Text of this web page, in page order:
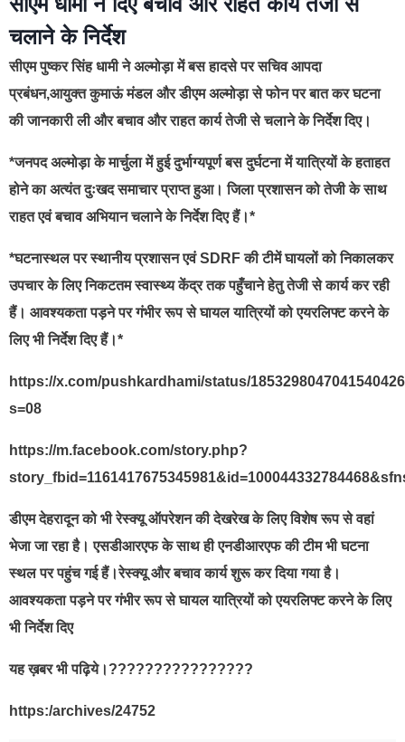
चलाने के निर्देश
सीएम पुष्कर सिंह धामी ने अल्मोड़ा में बस हादसे पर सचिव आपदा
प्रबंधन,आयुक्त कुमाऊं मंडल और डीएम अल्मोड़ा से फोन पर बात कर घटना
की जानकारी ली और बचाव और राहत कार्य तेजी से चलाने के निर्देश दिए।
*जनपद अल्मोड़ा के मार्चुला में हुई दुर्भाग्यपूर्ण बस दुर्घटना में यात्रियों के हताहत
होने का अत्यंत दुःखद समाचार प्राप्त हुआ। जिला प्रशासन को तेजी के साथ
राहत एवं बचाव अभियान चलाने के निर्देश दिए हैं।*
*घटनास्थल पर स्थानीय प्रशासन एवं SDRF की टीमें घायलों को निकालकर
उपचार के लिए निकटतम स्वास्थ्य केंद्र तक पहुँचाने हेतु तेजी से कार्य कर रही
हैं। आवश्यकता पड़ने पर गंभीर रूप से घायल यात्रियों को एयरलिफ्ट करने के
लिए भी निर्देश दिए हैं।*
https://x.com/pushkardhami/status/
s=08
https://m.facebook.com/story.php?
डीएम देहरादून को भी रेस्क्यू ऑपरेशन की देखरेख के लिए विशेष रूप से वहां
भेजा जा रहा है। एसडीआरएफ के साथ ही एनडीआरएफ की टीम भी घटना
स्थल पर पहुंच गई हैं।रेस्क्यू और बचाव कार्य शुरू कर दिया गया है।
आवश्यकता पड़ने पर गंभीर रूप से घायल यात्रियों को एयरलिफ्ट करने के लिए
भी निर्देश दिए
यह ख़बर भी पढ़िये।????????????????
https:/archives/24752